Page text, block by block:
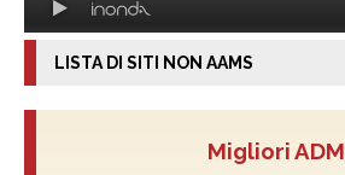
LISTA DI SITI NON AAMS
Migliori ADM